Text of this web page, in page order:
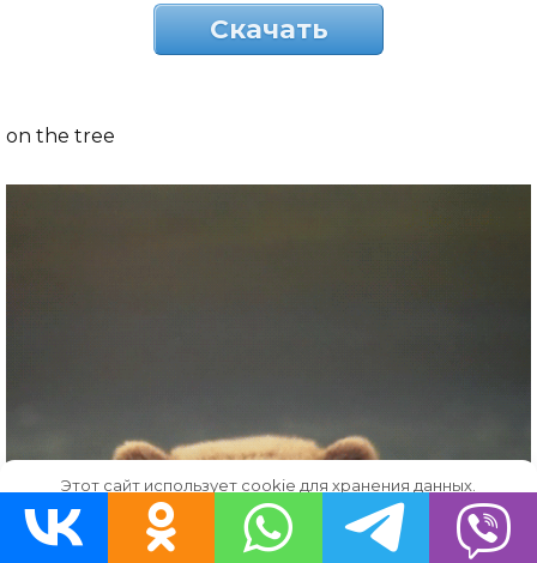
Скачать
on the tree
Этот сайт использует cookie для хранения данных.
Продолжая использовать сайт, Вы даете свое согласие на
работу с этими файлами.
OK